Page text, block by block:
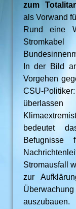
zum
als Vorwand
Rund eine
In der Bild
Vorgehen
CSU-
bedeutet
Befugnisse
Stromausfall
zur